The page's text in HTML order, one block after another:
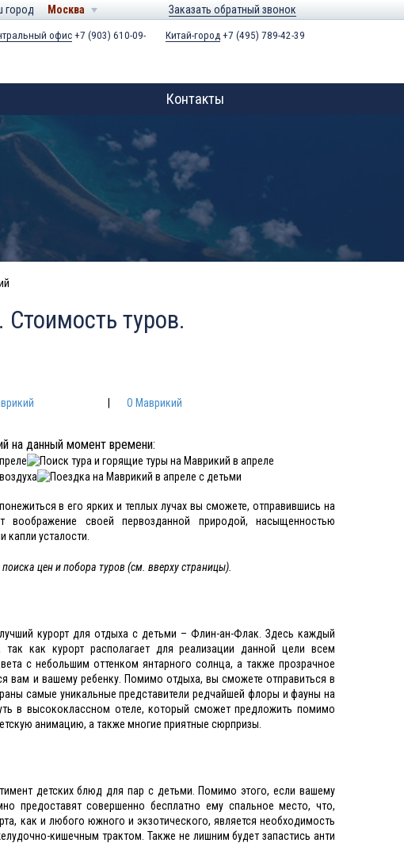
город Москва Заказать обратный звонок
офис+7 (903) 610-09-
Китай-город+7 (495) 789-42-39
Контакты
туров.
О Маврикий
на данный момент времени:
в его ярких и теплых лучах вы сможете, отправившись на
своей первозданной природой, насыщенностью
усталости.
цен и побора туров (см. вверху страницы).
курорт для отдыха с детьми – Флин-ан-Флак. Здесь каждый
как курорт располагает для реализации данной цели всем
с небольшим оттенком янтарного солнца, а также прозрачное
вам и вашему ребенку. Помимо отдыха, вы сможете отправиться в
самые уникальные представители редчайшей флоры и фауны на
в высококлассном отеле, который сможет предложить помимо
анимацию, а также многие приятные сюрпризы.
детских блюд для пар с детьми. Помимо этого, если вашему
предоставят совершенно бесплатно ему спальное место, что,
как и любого южного и экзотического, является необходимость
кишечным трактом. Также не лишним будет запастись анти